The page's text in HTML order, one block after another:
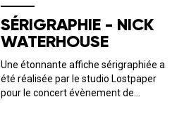
SÉRIGRAPHIE - NICK
WATERHOUSE
Une étonnante affiche sérigraphiée a
été réalisée par le studio Lostpaper
pour le concert évènement de